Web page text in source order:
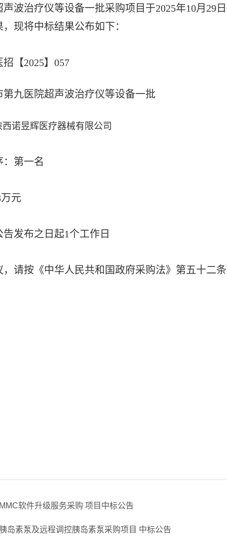
声波治疗仪等设备一批采购项目于2025年10月 29 日
现将中标结果公布如下：
招【2025】 057
第九医院超声波治疗仪等设备一批
西诺昱辉医疗器械有限公司
第一名
元
告发布之日起1个工作日
请按《中华人民共和国政府采购法》第五十二条
软件升级服务采购 项目中标公告
岛素泵及远程调控胰岛素泵采购项目 中标公告